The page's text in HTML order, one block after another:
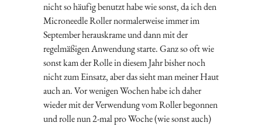
nicht so häufig benutzt habe wie sonst, da ich den
Microneedle Roller normalerweise immer im
September herauskrame und dann mit der
regelmäßigen Anwendung starte. Ganz so oft wie
sonst kam der Rolle in diesem Jahr bisher noch
nicht zum Einsatz, aber das sieht man meiner Haut
auch an. Vor wenigen Wochen habe ich daher
wieder mit der Verwendung vom Roller begonnen
und rolle nun 2-mal pro Woche (wie sonst auch)